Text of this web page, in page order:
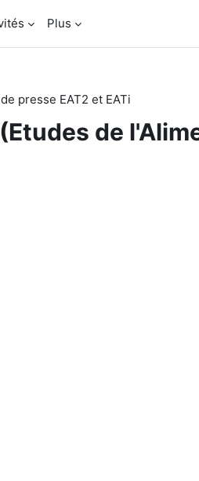
Plus
presse EAT2 et EATi
de